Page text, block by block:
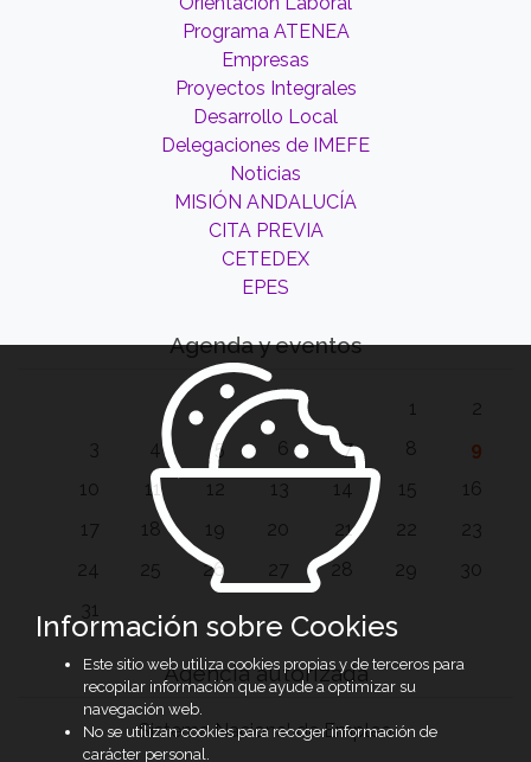
Programa ATENEA
Empresas
Proyectos Integrales
Desarrollo Local
Delegaciones de IMEFE
Noticias
MISIÓN ANDALUCÍA
CITA PREVIA
CETEDEX
EPES
Agenda y eventos
1
2
3
4 5 6 7 8
9
10
11 12 13 14 15
16
17
18 19 20 21 22
23
24
25 26 27 28 29
30
31
Agencia autorizada
Sistema Nacional de Empleo
Información sobre Cookies
Este sitio web utiliza cookies propias y de terceros para
recopilar información que ayude a optimizar su
navegación web.
No se utilizan cookies para recoger información de
carácter personal.